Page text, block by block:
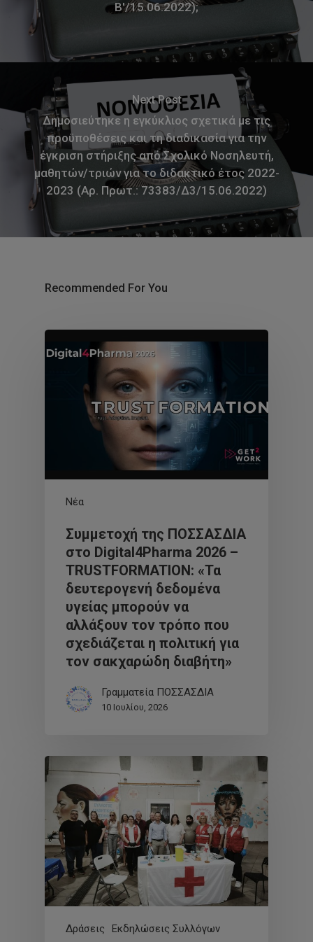
Β'/15.06.2022);
Next Post
Δημοσιεύτηκε η εγκύκλιος σχετικά με τις
προϋποθέσεις και τη διαδικασία για την
έγκριση στήριξης από Σχολικό Νοσηλευτή,
μαθητών/τριών για το διδακτικό έτος 2022-
2023 (Αρ. Πρωτ.: 73383/Δ3/15.06.2022)
Recommended For You
Νέα
Συμμετοχή της ΠΟΣΣΑΣΔΙΑ
στο Digital4Pharma 2026 –
TRUSTFORMATION: «Τα
δευτερογενή δεδομένα
υγείας μπορούν να
αλλάξουν τον τρόπο που
σχεδιάζεται η πολιτική για
τον σακχαρώδη διαβήτη»
Γραμματεία ΠΟΣΣΑΣΔΙΑ
10 Ιουλίου, 2026
Δράσεις
Εκδηλώσεις Συλλόγων